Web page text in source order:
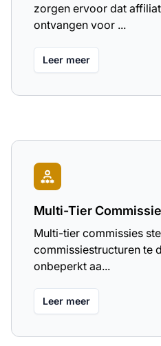
zorgen ervoor dat
ontvangen voor ...
Leer meer
Multi-Tier
Multi-tier commissies
commissiestructuren te
onbeperkt aa...
Leer meer